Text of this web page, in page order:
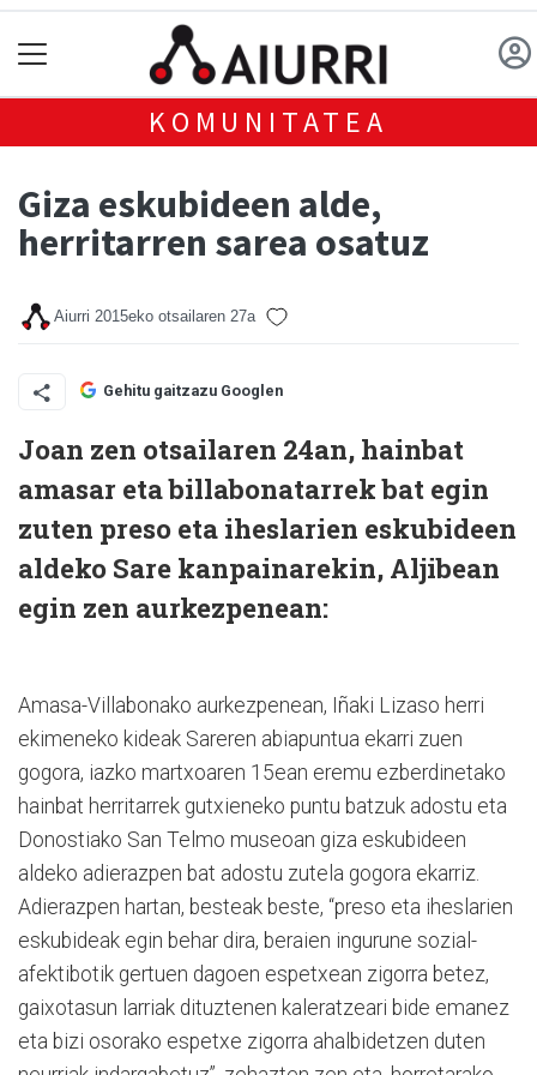
KOMUNITATEA
Giza eskubideen alde,
herritarren sarea osatuz
Aiurri 2015eko otsailaren 27a
Gehitu gaitzazu Googlen
Joan zen otsailaren 24an, hainbat
amasar eta billabonatarrek bat egin
zuten preso eta iheslarien eskubideen
aldeko Sare kanpainarekin, Aljibean
egin zen aurkezpenean:
Amasa-Villabonako aurkezpenean, Iñaki Lizaso herri
ekimeneko kideak Sareren abiapuntua ekarri zuen
gogora, iazko martxoaren 15ean eremu ezberdinetako
hainbat herritarrek gutxieneko puntu batzuk adostu eta
Donostiako San Telmo museoan giza eskubideen
aldeko adierazpen bat adostu zutela gogora ekarriz.
Adierazpen hartan, besteak beste, “preso eta iheslarien
eskubideak egin behar dira, beraien ingurune sozial-
afektibotik gertuen dagoen espetxean zigorra betez,
gaixotasun larriak dituztenen kaleratzeari bide emanez
eta bizi osorako espetxe zigorra ahalbidetzen duten